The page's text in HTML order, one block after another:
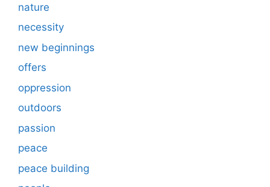
nature
necessity
new beginnings
offers
oppression
outdoors
passion
peace
peace building